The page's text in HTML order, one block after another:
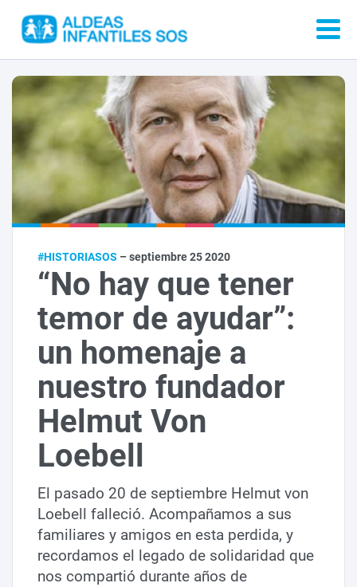
#HISTORIASOS – septiembre 25 2020
“No hay que tener
temor de ayudar”:
un homenaje a
nuestro fundador
Helmut Von
Loebell
El pasado 20 de septiembre Helmut von
Loebell falleció. Acompañamos a sus
familiares y amigos en esta perdida, y
recordamos el legado de solidaridad que
nos compartió durante años de